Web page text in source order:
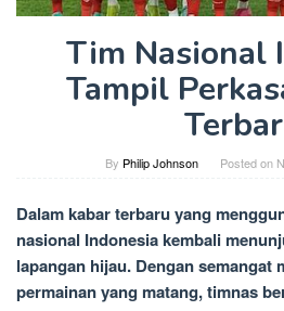
Tim Nasional
Tampil
By Philip Johnson Posted on
Dalam kabar terbaru yang
nasional Indonesia kembali
lapangan hijau. Dengan semangat
permainan yang matang, timnas